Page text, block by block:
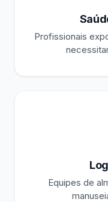
Profissionais
Equipes de